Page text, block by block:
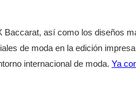
Baccarat, así como los diseños
de moda en la edición
internacional de moda. Ya